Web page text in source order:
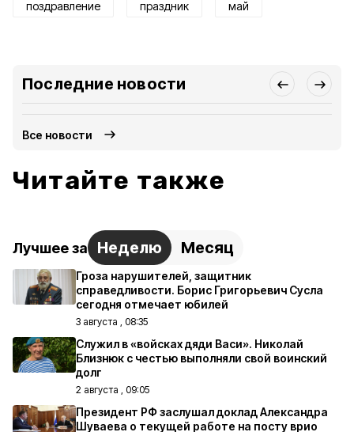
поздравление праздник май
Последние новости
Все новости
Читайте также
Лучшее за Неделю Месяц
Гроза нарушителей, защитник
справедливости. Борис Григорьевич Сусла
сегодня отмечает юбилей
3 августа , 08:35
Служил в «войсках дяди Васи». Николай
Близнюк с честью выполняли свой воинский
долг
2 августа , 09:05
Президент РФ заслушал доклад Александра
Шуваева о текущей работе на посту врио